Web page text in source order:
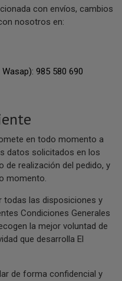
con envíos, cambios
nosotros en:
985 580 690
en todo momento a
datos solicitados en los
realización del pedido, y
momento.
todas las disposiciones y
Condiciones Generales
la mejor voluntad de
que desarrolla El
de forma confidencial y